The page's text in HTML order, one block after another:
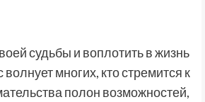
судьбы и воплотить в жизнь
волнует многих, кто стремится к
полон возможностей,